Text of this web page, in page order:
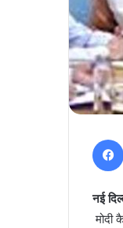
नई
मोदी